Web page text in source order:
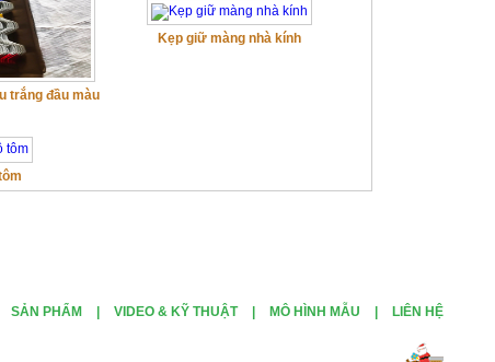
trắng đầu màu
Kẹp giữ màng nhà kính
SẢN PHẨM VIDEO & KỸ THUẬT MÔ HÌNH MẪU LIÊN HỆ